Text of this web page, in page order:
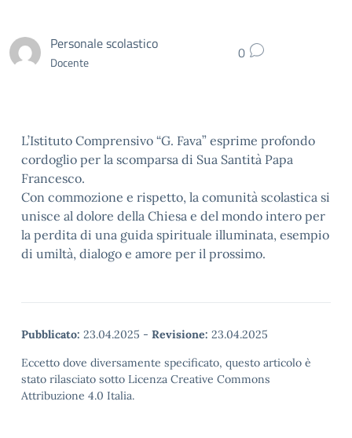
Personale scolastico
Docente 0
L’Istituto Comprensivo “G. Fava” esprime profondo
cordoglio per la scomparsa di Sua Santità Papa
Francesco.
Con commozione e rispetto, la comunità scolastica si
unisce al dolore della Chiesa e del mondo intero per
la perdita di una guida spirituale illuminata, esempio
di umiltà, dialogo e amore per il prossimo.
Pubblicato: 23.04.2025 - Revisione: 23.04.2025
Eccetto dove diversamente specificato, questo articolo è
stato rilasciato sotto Licenza Creative Commons
Attribuzione 4.0 Italia.